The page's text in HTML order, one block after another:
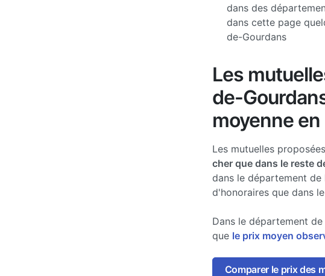
dans des
dans cette page
de-Gourdans
Les
de-
moyenne en
Les mutuelles
cher que dans le reste
dans le département de
d'honoraires que dans
Dans le département
que le prix moyen
Comparer le prix des